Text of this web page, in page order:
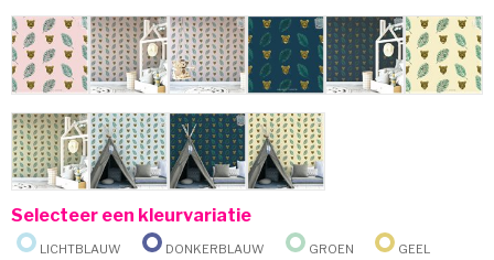
Selecteer een kleurvariatie
Lichtblauw
Donkerblauw Groen Geel